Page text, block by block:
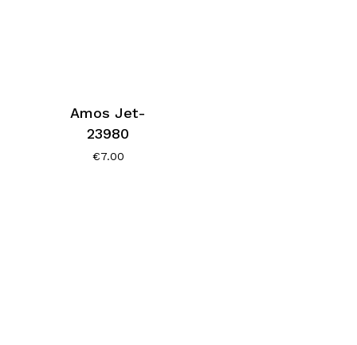
Amos Jet-
23980
€7.00